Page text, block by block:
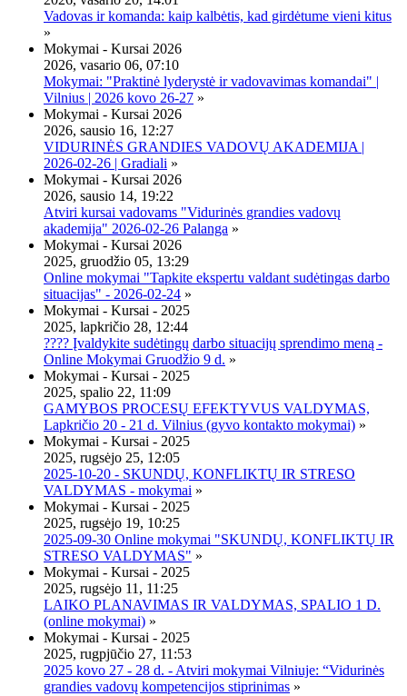
Vadovas ir komanda: kaip kalbėtis, kad girdėtume vieni kitus
»
Mokymai - Kursai 2026
2026, vasario 06, 07:10
Mokymai: "Praktinė lyderystė ir vadovavimas komandai" |
Vilnius | 2026 kovo 26-27 »
Mokymai - Kursai 2026
2026, sausio 16, 12:27
VIDURINĖS GRANDIES VADOVŲ AKADEMIJA |
2026-02-26 | Gradiali »
Mokymai - Kursai 2026
2026, sausio 14, 19:22
Atviri kursai vadovams "Vidurinės grandies vadovų
akademija" 2026-02-26 Palanga »
Mokymai - Kursai 2026
2025, gruodžio 05, 13:29
Online mokymai "Tapkite ekspertu valdant sudėtingas darbo
situacijas" - 2026-02-24 »
Mokymai - Kursai - 2025
2025, lapkričio 28, 12:44
???? Įvaldykite sudėtingų darbo situacijų sprendimo meną -
Online Mokymai Gruodžio 9 d. »
Mokymai - Kursai - 2025
2025, spalio 22, 11:09
GAMYBOS PROCESŲ EFEKTYVUS VALDYMAS,
Lapkričio 20 - 21 d. Vilnius (gyvo kontakto mokymai) »
Mokymai - Kursai - 2025
2025, rugsėjo 25, 12:05
2025-10-20 - SKUNDŲ, KONFLIKTŲ IR STRESO
VALDYMAS - mokymai »
Mokymai - Kursai - 2025
2025, rugsėjo 19, 10:25
2025-09-30 Online mokymai "SKUNDŲ, KONFLIKTŲ IR
STRESO VALDYMAS" »
Mokymai - Kursai - 2025
2025, rugsėjo 11, 11:25
LAIKO PLANAVIMAS IR VALDYMAS, SPALIO 1 D.
(online mokymai) »
Mokymai - Kursai - 2025
2025, rugpjūčio 27, 11:53
2025 kovo 27 - 28 d. - Atviri mokymai Vilniuje: “Vidurinės
grandies vadovų kompetencijos stiprinimas »